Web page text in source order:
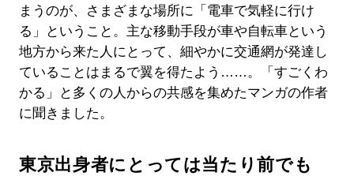
まうのが、さまざまな場所に「電車で気軽に行け
る」ということ。主な移動手段が車や自転車という
地方から来た人にとって、細やかに交通網が発達し
ていることはまるで翼を得たよう……。「すごくわ
かる」と多くの人からの共感を集めたマンガの作者
に聞きました。
東京出身者にとっては当たり前でも